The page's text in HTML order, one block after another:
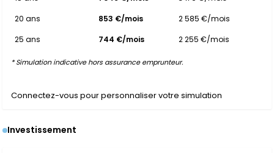
20 ans
853 €/mois
2 585 €/mois
25 ans
744 €/mois 2 255 €/mois
* Simulation indicative hors assurance emprunteur.
Connectez-vous pour personnaliser votre simulation
Investissement